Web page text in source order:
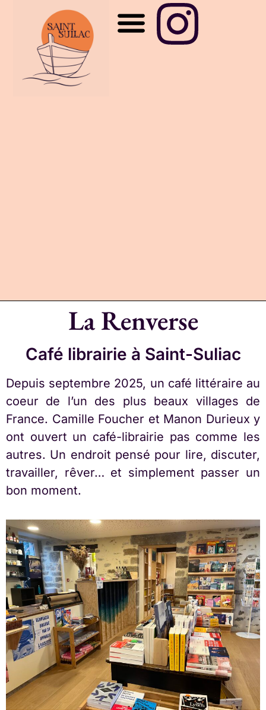
La Renverse
Café librairie à Saint-Suliac
Depuis septembre 2025, un café littéraire au
coeur de l’un des plus beaux villages de
France. Camille Foucher et Manon Durieux y
ont ouvert un café-librairie pas comme les
autres. Un endroit pensé pour lire, discuter,
travailler, rêver… et simplement passer un
bon moment.